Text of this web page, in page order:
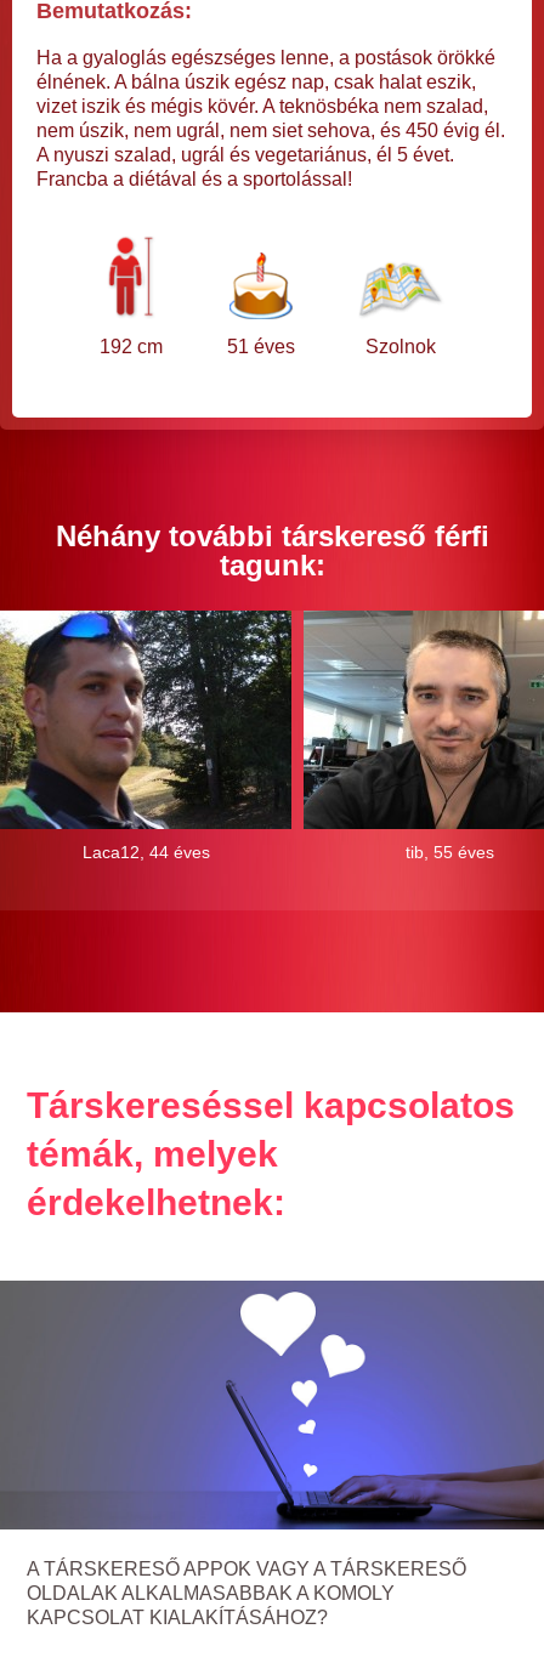
Bemutatkozás:
Ha a gyaloglás egészséges lenne, a postások örökké
élnének. A bálna úszik egész nap, csak halat eszik,
vizet iszik és mégis kövér. A teknösbéka nem szalad,
nem úszik, nem ugrál, nem siet sehova, és 450 évig él.
A nyuszi szalad, ugrál és vegetariánus, él 5 évet.
Francba a diétával és a sportolással!
192 cm 51 éves Szolnok
Néhány további társkereső férfi
tagunk:
Laca12, 44 éves tib, 55 éves
Társkereséssel kapcsolatos
témák, melyek
érdekelhetnek:
A TÁRSKERESŐ APPOK VAGY A TÁRSKERESŐ
OLDALAK ALKALMASABBAK A KOMOLY
KAPCSOLAT KIALAKÍTÁSÁHOZ?